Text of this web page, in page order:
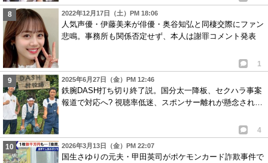
2022年12月17日（土）PM 18:06
人気声優・伊藤美来が俳優・奥谷知弘と同棲交際にファン
悲鳴。事務所も関係否定せず、本人は謝罪コメント発表
1
2025年6月27日（金）PM 12:46
鉄腕DASH打ち切り終了説。国分太一降板、セクハラ事案
報道で対応へ? 視聴率低迷、スポンサー離れが懸念され…
4
2026年3月13日（金）PM 22:07
国生さゆりの元夫・甲田英司がポケモンカード詐欺事件で